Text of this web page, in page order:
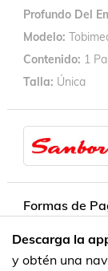
Profundo Del
Modelo
Contenido 1
Talla Única
Formas de
Descarga la
y obtén una